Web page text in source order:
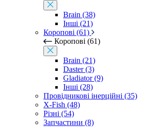
Brain (38)
Інші (21)
Коропові (61)
Коропові (61)
Brain (21)
Daster (3)
Gladiator (9)
Інші (28)
Провідникові інерційні (35)
X-Fish (48)
Різні (54)
Запчастини (8)